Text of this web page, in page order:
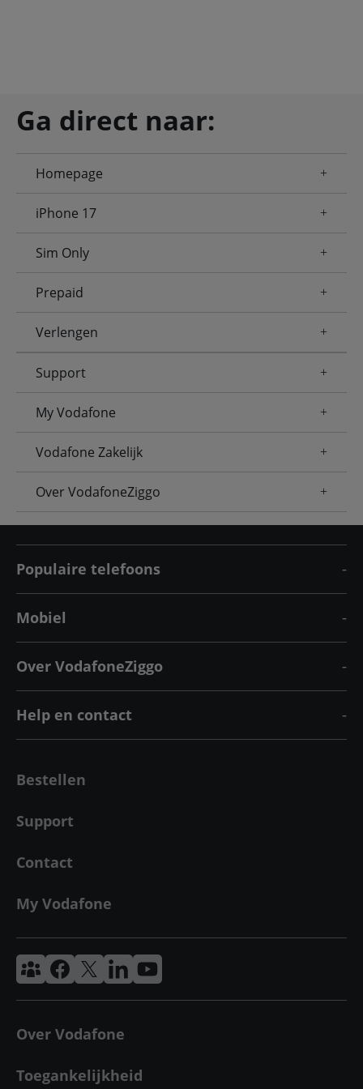
Ga direct naar:
Homepage
iPhone 17
Sim Only
Prepaid
Verlengen
Support
My Vodafone
Vodafone Zakelijk
Over VodafoneZiggo
Populaire telefoons
Mobiel
Over VodafoneZiggo
Help en contact
Bestellen
Support
Contact
My Vodafone
Vodafone & Ziggo Community
Vodafone Facebook
Vodafone XVodafoneZiggo LinkedIn
Vodafone YouTube
Over Vodafone
Toegankelijkheid